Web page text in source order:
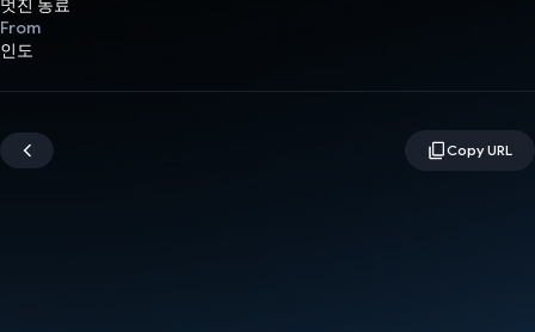
멋진 동료
From
인도